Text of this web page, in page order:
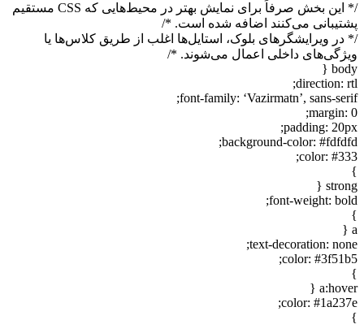
/* این بخش صرفاً برای نمایش بهتر در محیط‌هایی که CSS مستقیم
پشتیبانی می‌کنند اضافه شده است. */
/* در ویرایشگرهای بلوک، استایل‌ها اغلب از طریق کلاس‌ها یا
ویژگی‌های داخلی اعمال می‌شوند. */
body {
direction: rtl;
font-family: ‘Vazirmatn’, sans-serif;
margin: 0;
padding: 20px;
background-color: #fdfdfd;
color: #333;
}
strong {
font-weight: bold;
}
a {
text-decoration: none;
color: #3f51b5;
}
a:hover {
color: #1a237e;
}